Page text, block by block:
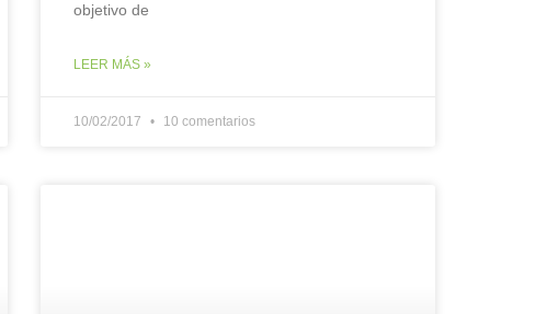
objetivo de
LEER MÁS »
10/02/2017 10 comentarios